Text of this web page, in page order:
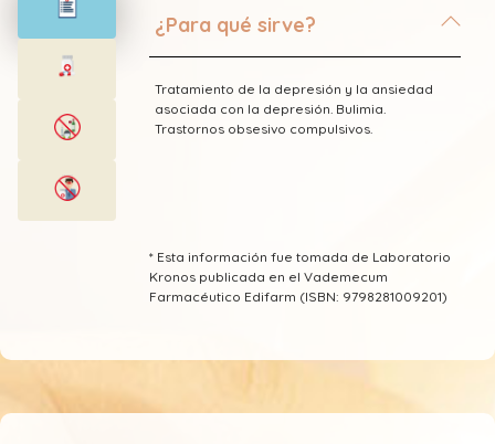
¿Para qué sirve?
Tratamiento de la depresión y la ansiedad
asociada con la depresión. Bulimia.
Trastornos obsesivo compulsivos.
* Esta información fue tomada de Laboratorio
Kronos publicada en el Vademecum
Farmacéutico Edifarm (ISBN: 9798281009201)